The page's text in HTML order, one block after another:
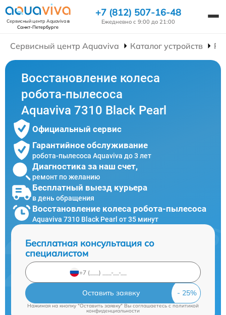
Сервисный центр Aquavivaв
Санкт-Петербурге
+7 (812) 507-16-48
Ежедневно с 9:00 до 21:00
Сервисный центр Aquaviva Каталог устройств
Восстановление колеса
робота-пылесоса
Aquaviva 7310 Black Pearl
Официальный сервис
Гарантийное обслуживание
робота-пылесоса Aquaviva до 3 лет
Диагностика за наш счет,
ремонт по желанию
Бесплатный выезд курьера
в день обращения
Восстановление колеса робота-пылесоса
Aquaviva 7310 Black Pearl от 35 минут
Бесплатная консультация со
специалистом
Оставить заявку
Нажимая на кнопку "Оставить заявку" Вы соглашаетесь c политикой
конфиденциальности